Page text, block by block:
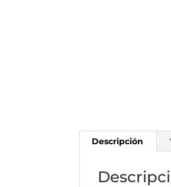
Descripción